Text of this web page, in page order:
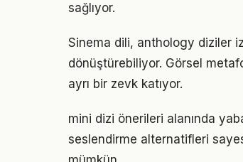
sağlıyor.
Sinema dili, anthology diziler
dönüştürebiliyor. Görsel
ayrı bir zevk katıyor.
mini dizi önerileri alanında
seslendirme alternatifleri